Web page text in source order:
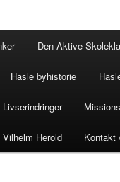
Den Aktive
Hasle byhistorie
Livserindringer
Vilhelm Herold Kontakt